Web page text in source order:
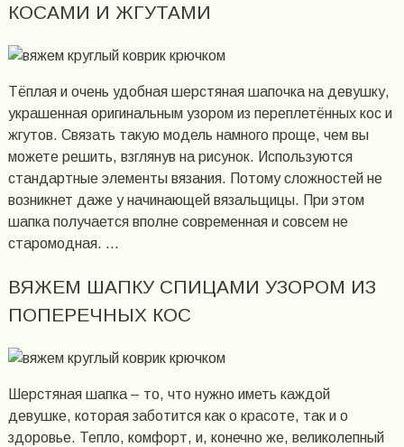
КОСАМИ И ЖГУТАМИ
Тёплая и очень удобная шерстяная шапочка на девушку,
украшенная оригинальным узором из переплетённых кос и
жгутов. Связать такую модель намного проще, чем вы
можете решить, взглянув на рисунок. Используются
стандартные элементы вязания. Потому сложностей не
возникнет даже у начинающей вязальщицы. При этом
шапка получается вполне современная и совсем не
старомодная. …
ВЯЖЕМ ШАПКУ СПИЦАМИ УЗОРОМ ИЗ
ПОПЕРЕЧНЫХ КОС
Шерстяная шапка – то, что нужно иметь каждой
девушке, которая заботится как о красоте, так и о
здоровье. Тепло, комфорт, и, конечно же, великолепный